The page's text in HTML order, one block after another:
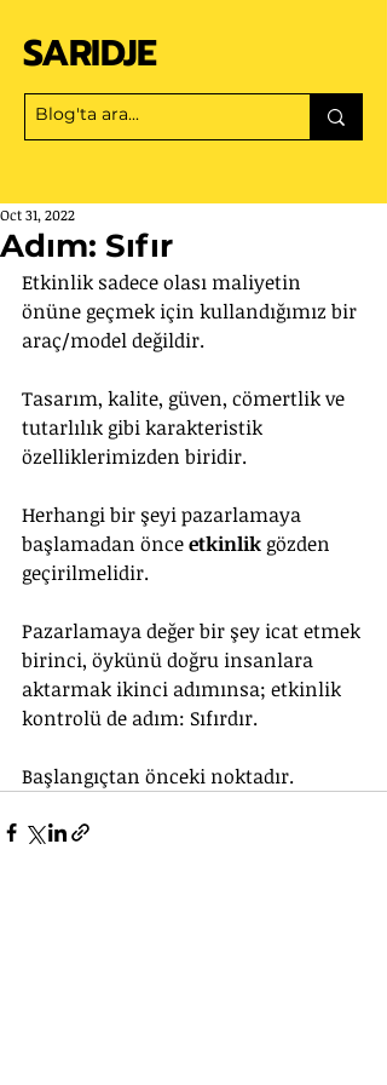
SARIDJE
Adım: Sıfır
Oct 31, 2022
Etkinlik sadece olası maliyetin
önüne geçmek için kullandığımız bir
araç/model değildir.
Tasarım, kalite, güven, cömertlik ve
tutarlılık gibi karakteristik
özelliklerimizden biridir.
Herhangi bir şeyi pazarlamaya
başlamadan önce etkinlik gözden
geçirilmelidir.
Pazarlamaya değer bir şey icat etmek
birinci, öykünü doğru insanlara
aktarmak ikinci adımınsa; etkinlik
kontrolü de adım: Sıfırdır.
Başlangıçtan önceki noktadır.